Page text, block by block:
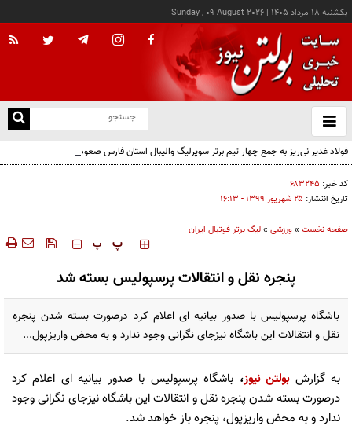
يکشنبه ۱۸ مرداد ۱۴۰۵ |
Sunday , 09 August 2026
باز
و
فولاد غدیر نی‌ریز به جمع چهار تیم برتر سوپرلیگ والیبال استان فارس صعود کرد
کد خبر: ۶۸۳۲۴۵
تاریخ انتشار: ۲۵ شهريور ۱۳۹۹ - ۱۶:۱۳
صفحه نخست »ورزشی »لیگ برتر فوتبال ایران
‍‍‍ پ پ
پنجره نقل و انتقالات پرسپولیس بسته شد
باشگاه پرسپولیس با صدور بیانیه ای اعلام کرد درصورت بسته شدن پنجره
نقل و انتقالات این باشگاه نیزجای نگرانی وجود ندارد و به محض واریزپول...
به گزارشبولتن نیوز، باشگاه پرسپولیس با صدور بیانیه ای اعلام کرد
درصورت بسته شدن پنجره نقل و انتقالات این باشگاه نیزجای نگرانی وجود
ندارد و به محض واریزپول، پنجره باز خواهد شد.